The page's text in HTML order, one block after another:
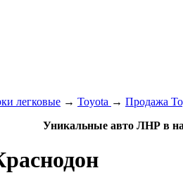
легковые → Toyota → Продажа
Уникальные авто ЛНР в